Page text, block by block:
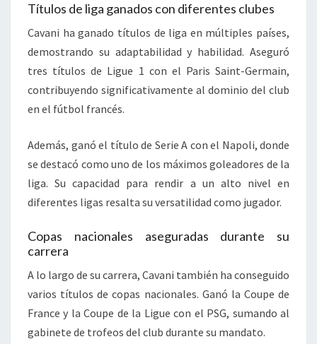
Títulos de liga ganados con diferentes clubes
Cavani ha ganado títulos de liga en múltiples países,
demostrando su adaptabilidad y habilidad. Aseguró
tres títulos de Ligue 1 con el Paris Saint-Germain,
contribuyendo significativamente al dominio del club
en el fútbol francés.
Además, ganó el título de Serie A con el Napoli, donde
se destacó como uno de los máximos goleadores de la
liga. Su capacidad para rendir a un alto nivel en
diferentes ligas resalta su versatilidad como jugador.
Copas nacionales aseguradas durante su
carrera
A lo largo de su carrera, Cavani también ha conseguido
varios títulos de copas nacionales. Ganó la Coupe de
France y la Coupe de la Ligue con el PSG, sumando al
gabinete de trofeos del club durante su mandato.